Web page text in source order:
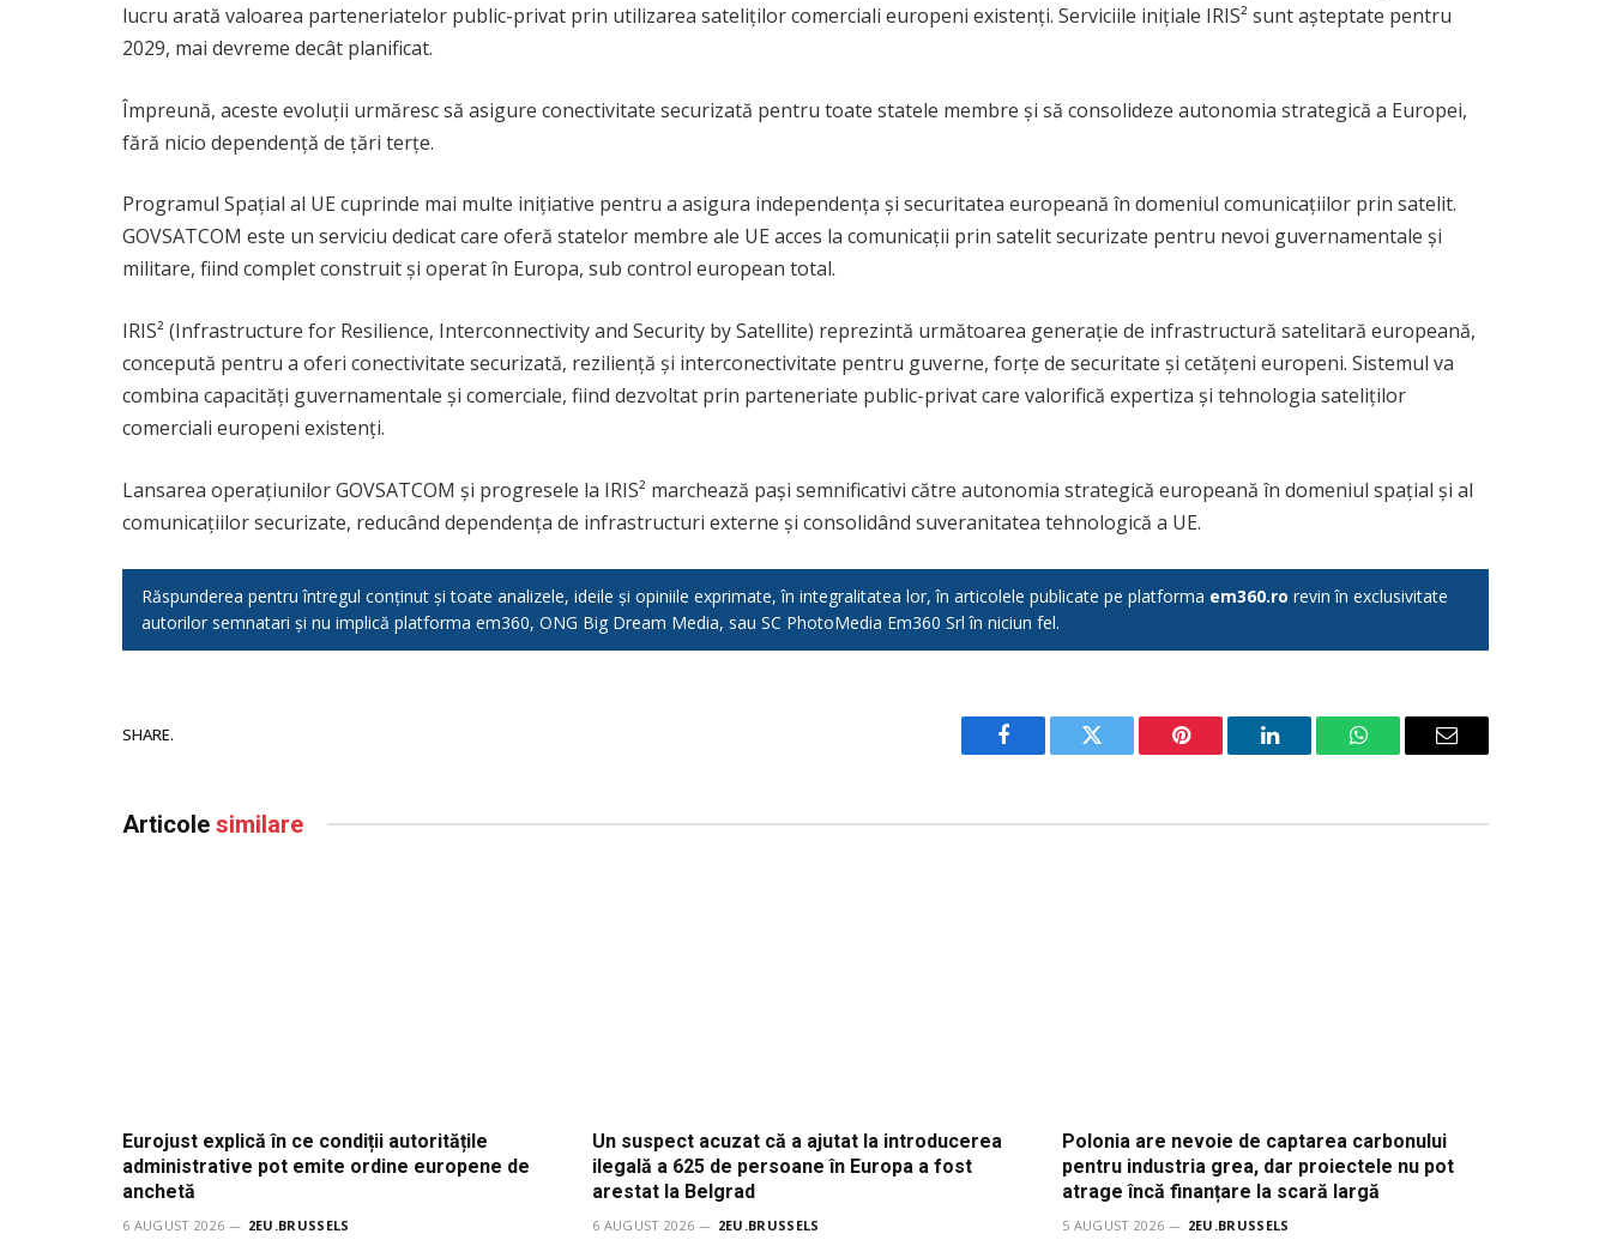
lucru arată valoarea parteneriatelor public-privat prin utilizarea sateliților comerciali europeni existenți. Serviciile inițiale IRIS² sunt așteptate pentru
2029, mai devreme decât planificat.
Împreună, aceste evoluții urmăresc să asigure conectivitate securizată pentru toate statele membre și să consolideze autonomia strategică a Europei,
fără nicio dependență de țări terțe.
Programul Spațial al UE cuprinde mai multe inițiative pentru a asigura independența și securitatea europeană în domeniul comunicațiilor prin satelit.
GOVSATCOM este un serviciu dedicat care oferă statelor membre ale UE acces la comunicații prin satelit securizate pentru nevoi guvernamentale și
militare, fiind complet construit și operat în Europa, sub control european total.
IRIS² (Infrastructure for Resilience, Interconnectivity and Security by Satellite) reprezintă următoarea generație de infrastructură satelitară europeană,
concepută pentru a oferi conectivitate securizată, reziliență și interconectivitate pentru guverne, forțe de securitate și cetățeni europeni. Sistemul va
combina capacități guvernamentale și comerciale, fiind dezvoltat prin parteneriate public-privat care valorifică expertiza și tehnologia sateliților
comerciali europeni existenți.
Lansarea operațiunilor GOVSATCOM și progresele la IRIS² marchează pași semnificativi către autonomia strategică europeană în domeniul spațial și al
comunicațiilor securizate, reducând dependența de infrastructuri externe și consolidând suveranitatea tehnologică a UE.
Răspunderea pentru întregul conținut și toate analizele, ideile și opiniile exprimate, în integralitatea lor, în articolele publicate pe platforma em360.ro revin în exclusivitate
autorilor semnatari și nu implică platforma em360, ONG Big Dream Media, sau SC PhotoMedia Em360 Srl în niciun fel.
SHARE.
Facebook Twitter Pinterest LinkedIn WhatsAppEmail
Articole similare
Eurojust explică în ce condiții autoritățile
administrative pot emite ordine europene de
anchetă
6 AUGUST 2026 2EU.BRUSSELS
Un suspect acuzat că a ajutat la introducerea
ilegală a 625 de persoane în Europa a fost
arestat la Belgrad
6 AUGUST 2026 2EU.BRUSSELS
Polonia are nevoie de captarea carbonului
pentru industria grea, dar proiectele nu pot
atrage încă finanțare la scară largă
5 AUGUST 2026 2EU.BRUSSELS